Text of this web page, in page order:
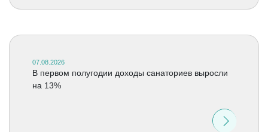
07.08.2026
В первом полугодии доходы санаториев выросли
на 13%